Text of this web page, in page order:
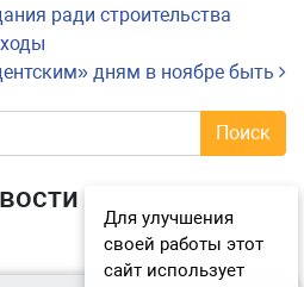
записям
ради строительства
дням в ноябре быть
Для улучшения
своей работы этот
сайт использует